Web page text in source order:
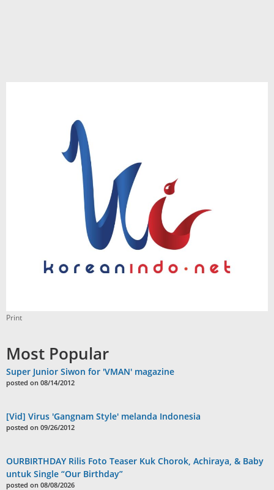
Print
Most Popular
Super Junior Siwon for 'VMAN' magazine
posted on 08/14/2012
[Vid] Virus 'Gangnam Style' melanda Indonesia
posted on 09/26/2012
OURBIRTHDAY Rilis Foto Teaser Kuk Chorok, Achiraya, & Baby
untuk Single “Our Birthday”
posted on 08/08/2026